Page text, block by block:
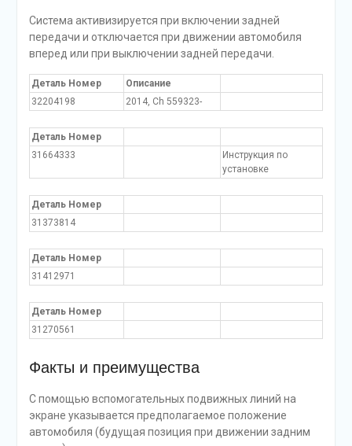
Система активизируется при включении задней
передачи и отключается при движении автомобиля
вперед или при выключении задней передачи.
Деталь Номер
Описание
32204198
2014, Ch 559323-
Деталь Номер
31664333
Инструкция по
установке
Деталь Номер
31373814
Деталь Номер
31412971
Деталь Номер
31270561
Факты и преимущества
С помощью вспомогательных подвижных линий на
экране указывается предполагаемое положение
автомобиля (будущая позиция при движении задним